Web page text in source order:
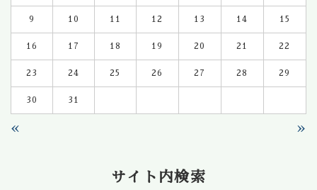
9 10 11 12 13 14 15
16 17 18 19 20 21 22
23 24 25 26 27 28 29
30 31
« »
サイト内検索